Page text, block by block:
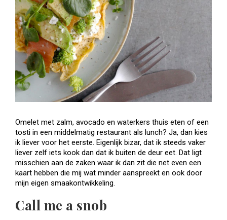
Omelet met zalm, avocado en waterkers thuis eten of een
tosti in een middelmatig restaurant als lunch? Ja, dan kies
ik liever voor het eerste. Eigenlijk bizar, dat ik steeds vaker
liever zelf iets kook dan dat ik buiten de deur eet. Dat ligt
misschien aan de zaken waar ik dan zit die net even een
kaart hebben die mij wat minder aanspreekt en ook door
mijn eigen smaakontwikkeling.
Call me a snob